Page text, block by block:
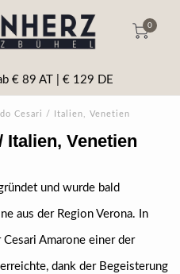
0
€ 89 AT | € 129 DE
Cesari / Italien, Venetien
Italien, Venetien
und wurde bald
aus der Region Verona. In
Amarone einer der
dank der Begeisterung